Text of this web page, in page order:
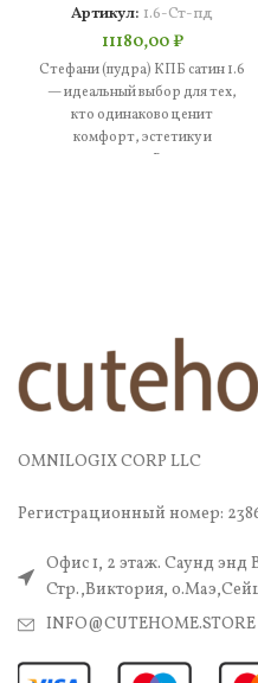
Артикул: 1.6-Ст-пд
11180,00₽
Стефани (пудра) КПБ сатин 1.6
— идеальный выбор для тех,
кто одинаково ценит
комфорт, эстетику и
практичность. В составе —
OMNILOGIX CORP LLC
Регистрационный номер:
Офис 1, 2 этаж. Саунд энд
Стр.,Виктория,
INFO@CUTEHOME.STORE